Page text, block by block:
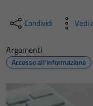
Condividi Vedi
Argomenti
Accesso all'informazione